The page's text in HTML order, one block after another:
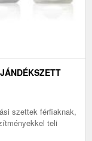
szettek férfiaknak,
teli